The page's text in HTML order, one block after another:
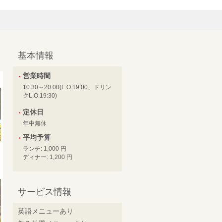
基本情報
営業時間
10:30～20:00(L.O.19:00、ドリン
クL.O.19:30)
定休日
年中無休
平均予算
ランチ: 1,000 円
ディナー: 1,200 円
サービス情報
英語メニューあり